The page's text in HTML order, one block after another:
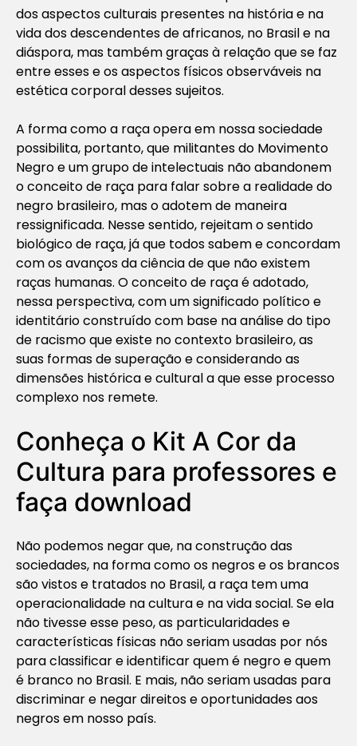
dos aspectos culturais presentes na história e na
vida dos descendentes de africanos, no Brasil e na
diáspora, mas também graças à relação que se faz
entre esses e os aspectos físicos observáveis na
estética corporal desses sujeitos.
A forma como a raça opera em nossa sociedade
possibilita, portanto, que militantes do Movimento
Negro e um grupo de intelectuais não abandonem
o conceito de raça para falar sobre a realidade do
negro brasileiro, mas o adotem de maneira
ressignificada. Nesse sentido, rejeitam o sentido
biológico de raça, já que todos sabem e concordam
com os avanços da ciência de que não existem
raças humanas. O conceito de raça é adotado,
nessa perspectiva, com um significado político e
identitário construído com base na análise do tipo
de racismo que existe no contexto brasileiro, as
suas formas de superação e considerando as
dimensões histórica e cultural a que esse processo
complexo nos remete.
Conheça o Kit A Cor da
Cultura para professores e
faça download
Não podemos negar que, na construção das
sociedades, na forma como os negros e os brancos
são vistos e tratados no Brasil, a raça tem uma
operacionalidade na cultura e na vida social. Se ela
não tivesse esse peso, as particularidades e
características físicas não seriam usadas por nós
para classificar e identificar quem é negro e quem
é branco no Brasil. E mais, não seriam usadas para
discriminar e negar direitos e oportunidades aos
negros em nosso país.